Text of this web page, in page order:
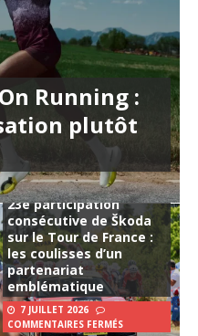
Running :
plutôt
23e participation
consécutive de Škoda
sur le Tour de France :
les coulisses d’un
partenariat
emblématique
7 JUILLET 2026
COMMENTAIRES FERMÉS